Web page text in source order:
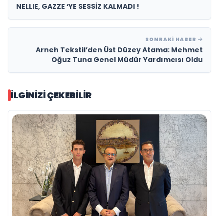
NELLIE, GAZZE ‘YE SESSİZ KALMADI !
SONRAKI HABER
Arneh Tekstil’den Üst Düzey Atama: Mehmet
Oğuz Tuna Genel Müdür Yardımcısı Oldu
İLGINIZI ÇEKEBILIR